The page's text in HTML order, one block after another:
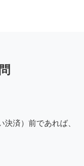
済）前であれば、